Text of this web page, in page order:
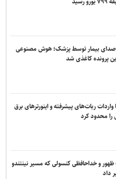
بیمار توسط پزشک؛ هوش مصنوعی
پرونده کاغذی شد
واردات ربات‌های پیشرفته و اینورترهای برق
را محدود کرد
ظهور و خداحافظی کنسولی که مسیر نینتندو
داد